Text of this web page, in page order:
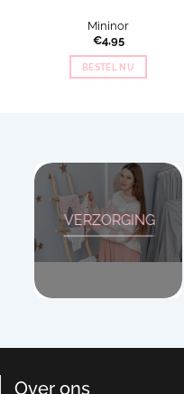
Mininor
€4,95
BESTEL NU
VERZORGING
Over ons